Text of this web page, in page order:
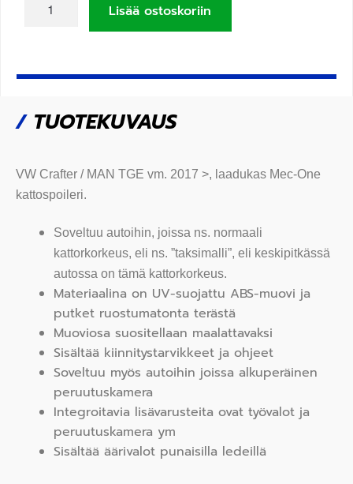
Lisää ostoskoriin
/TUOTEKUVAUS
VW Crafter / MAN TGE vm. 2017 >, laadukas Mec-One
kattospoileri.
Soveltuu autoihin, joissa ns. normaali
kattorkorkeus, eli ns. ”taksimalli”, eli keskipitkässä
autossa on tämä kattorkorkeus.
Materiaalina on UV-suojattu ABS-muovi ja
putket ruostumatonta terästä
Muoviosa suositellaan maalattavaksi
Sisältää kiinnitystarvikkeet ja ohjeet
Soveltuu myös autoihin joissa alkuperäinen
peruutuskamera
Integroitavia lisävarusteita ovat työvalot ja
peruutuskamera ym
Sisältää äärivalot punaisilla ledeillä